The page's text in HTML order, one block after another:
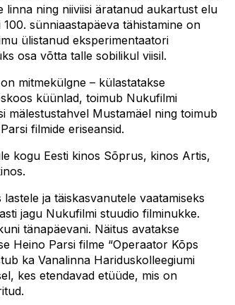
linna ning niiviisi äratanud aukartust elu
sünniaastapäeva tähistamine on
ülistanud eksperimentaatori
osa võtta talle sobilikul viisil.
mitmekülgne – külastatakse
küünlad, toimub Nukufilmi
mälestustahvel Mustamäel ning toimub
filmide eriseansid.
kogu Eesti kinos Sõprus, kinos Artis,
ja täiskasvanutele vaatamiseks
jagu Nukufilmi stuudio filminukke.
tänapäevani. Näitus avatakse
Heino Parsi filme “Operaator Kõps
ka Vanalinna Hariduskolleegiumi
kes etendavad etüüde, mis on